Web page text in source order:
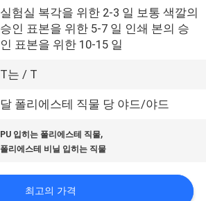
실험실 복각을 위한 2-3 일 보통 색깔의
승인 표본을 위한 5-7 일 인쇄 본의 승
인 표본을 위한 10-15 일
T는 / T
달 폴리에스테 직물 당 야드/야드
PU 입히는 폴리에스테 직물,
폴리에스테 비닐 입히는 직물
최고의 가격